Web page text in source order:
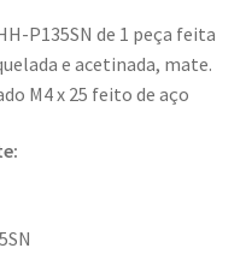
P135SN de 1 peça feita
e acetinada, mate.
M4 x 25 feito de aço